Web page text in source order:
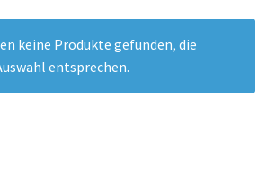
keine Produkte gefunden, die
entsprechen.